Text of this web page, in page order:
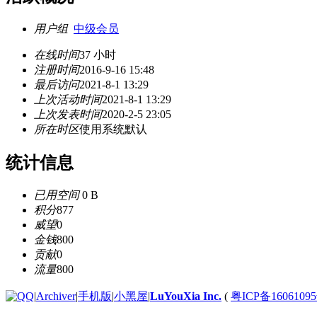
用户组 中级会员
在线时间37 小时
注册时间2016-9-16 15:48
最后访问2021-8-1 13:29
上次活动时间2021-8-1 13:29
上次发表时间2020-2-5 23:05
所在时区使用系统默认
统计信息
已用空间0 B
积分877
威望0
金钱800
贡献0
流量800
|Archiver|手机版|小黑屋|LuYouXia Inc. ( 粤ICP备